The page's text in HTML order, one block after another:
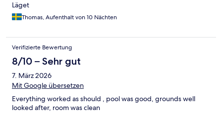
Läget
Thomas, Aufenthalt von 10 Nächten
Verifizierte Bewertung
8/10 – Sehr gut
7. März 2026
Mit Google übersetzen
Everything worked as should , pool was good, grounds well
looked after, room was clean